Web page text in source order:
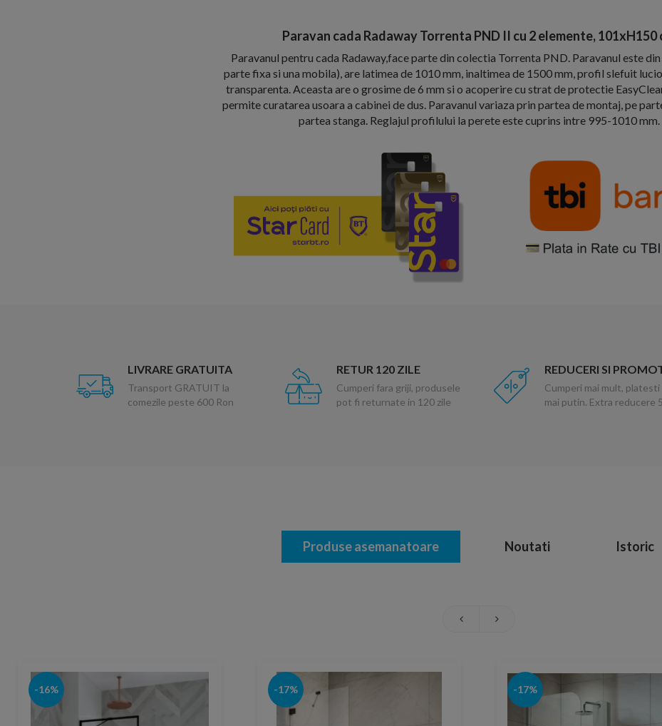
Paravan cada Radaway Torrenta PND II cu 2 elemente, 101xH150
Paravanul pentru cada Radaway,face parte din colectia Torrenta PND. Paravanul este din
parte fixa si una mobila), are latimea de 1010 mm, inaltimea de 1500 mm, profil slefuit
transparenta. Aceasta are o grosime de 6 mm si o acoperire cu strat de protectie
permite curatarea usoara a cabinei de dus. Paravanul variaza prin partea de montaj, pe
partea stanga. Reglajul profilului la perete este cuprins intre 995-1010 mm.
LIVRARE GRATUITA
Transport GRATUIT la
comezile peste 600 Ron
RETUR 120 ZILE
Cumperi fara griji, produsele
pot fi returnate in 120 zile
REDUCERI SI
Cumperi mai mult, platesti
mai putin. Extra reducere
Produse asemanatoare Noutati Istoric
-16% -17% -17%